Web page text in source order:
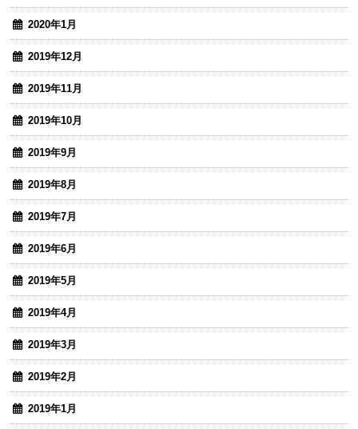
2020年1月
2019年12月
2019年11月
2019年10月
2019年9月
2019年8月
2019年7月
2019年6月
2019年5月
2019年4月
2019年3月
2019年2月
2019年1月